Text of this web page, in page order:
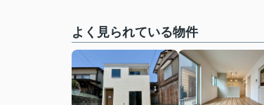
よく見られている物件